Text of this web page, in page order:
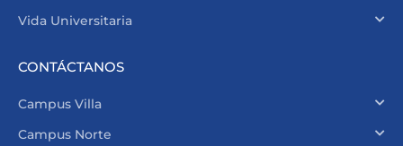
Vida Universitaria
CONTÁCTANOS
Campus Villa
Campus Norte